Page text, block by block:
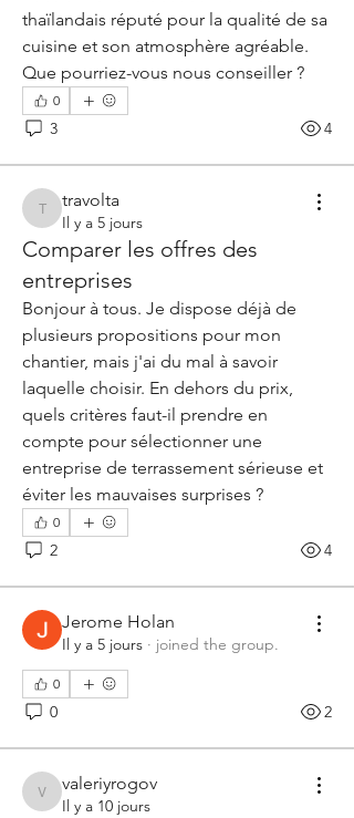
thaïlandais réputé pour la qualité de sa
cuisine et son atmosphère agréable.
Que pourriez-vous nous conseiller ?
0
3 4
travolta
travolta
Il y a 5 jours
Comparer les offres des
entreprises
Bonjour à tous. Je dispose déjà de
plusieurs propositions pour mon
chantier, mais j'ai du mal à savoir
laquelle choisir. En dehors du prix,
quels critères faut-il prendre en
compte pour sélectionner une
entreprise de terrassement sérieuse et
éviter les mauvaises surprises ?
0
2 4
Jerome Holan
Il y a 5 jours · joined the group.
0
0 2
valeriyrogov
valeriyrogov
Il y a 10 jours